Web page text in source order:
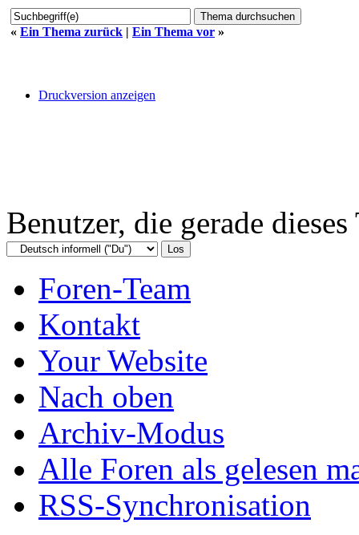
« Ein Thema zurück | Ein Thema vor »
Druckversion anzeigen
Benutzer, die gerade
Foren-Team
Kontakt
Your Website
Nach oben
Archiv-Modus
Alle Foren als gelesen
RSS-Synchronisation